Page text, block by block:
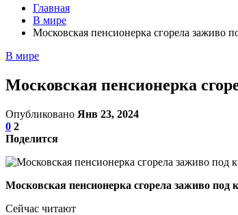
Главная
В мире
Московская пенсионерка сгорела заживо
В мире
Московская пенсионерка
Опубликовано Янв 23, 2024
0 2
Поделится
Московская пенсионерка сгорела заживо
Сейчас читают